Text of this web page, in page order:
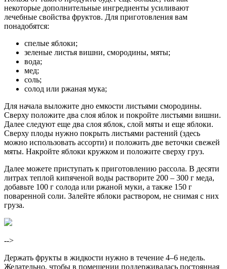
некоторые дополнительные ингредиенты усиливают
лечебные свойства фруктов. Для приготовления вам
понадобятся:
спелые яблоки;
зеленые листья вишни, смородины, мяты;
вода;
мед;
соль;
солод или ржаная мука;
Для начала выложите дно емкости листьями смородины.
Сверху положите два слоя яблок и покройте листьями вишни.
Далее следуют еще два слоя яблок, слой мяты и еще яблоки.
Сверху плоды нужно покрыть листьями растений (здесь
можно использовать ассорти) и положить две веточки свежей
мяты. Накройте яблоки кружком и положите сверху груз.
Далее можете приступать к приготовлению рассола. В десяти
литрах теплой кипяченой воды растворите 200 – 300 г меда,
добавьте 100 г солода или ржаной муки, а также 150 г
поваренной соли. Залейте яблоки раствором, не снимая с них
груза.
-->
Держать фрукты в жидкости нужно в течение 4–6 недель.
Желательно, чтобы в помещении поддерживалась постоянная